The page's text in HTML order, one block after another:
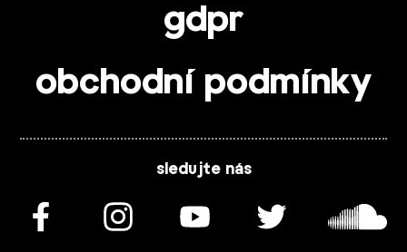
gdpr
obchodní podmínky
sledujte nás